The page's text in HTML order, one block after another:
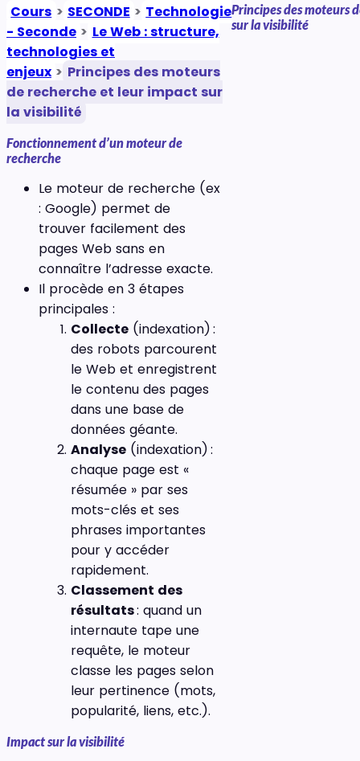
Cours > SECONDE > Technologie
- Seconde > Le Web : structure,
technologies et
enjeux > Principes des moteurs
de recherche et leur impact sur
la visibilité
Principes des moteurs
sur la visibilité
Fonctionnement d’un moteur de
recherche
Le moteur de recherche (ex
: Google) permet de
trouver facilement des
pages Web sans en
connaître l’adresse exacte.
Il procède en 3 étapes
principales :
Collecte (indexation) :
des robots parcourent
le Web et enregistrent
le contenu des pages
dans une base de
données géante.
Analyse (indexation) :
chaque page est «
résumée » par ses
mots-clés et ses
phrases importantes
pour y accéder
rapidement.
Classement des
résultats: quand un
internaute tape une
requête, le moteur
classe les pages selon
leur pertinence (mots,
popularité, liens, etc.).
Impact sur la visibilité